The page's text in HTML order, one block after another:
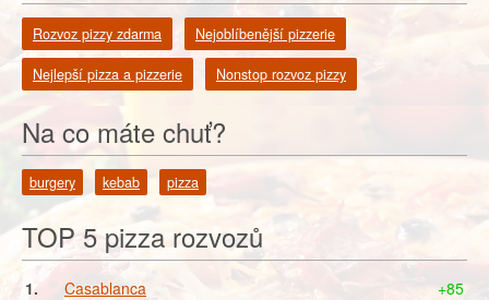
Rozvoz pizzy zdarma Nejoblíbenější pizzerie
Nejlepší pizza a pizzerie Nonstop rozvoz pizzy
Na co máte chuť?
burgery kebab pizza
TOP 5 pizza rozvozů
1. Casablanca
+85